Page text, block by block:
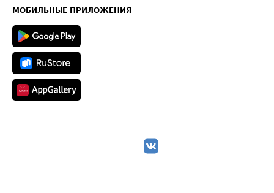
Техническая информация
МОБИЛЬНЫЕ ПРИЛОЖЕНИЯ